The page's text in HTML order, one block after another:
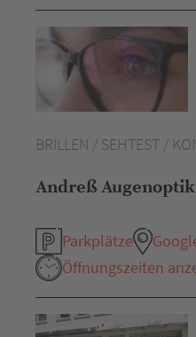
BRILLEN / SEHTEST /
Andreß Augenoptik
Parkplätze
Öffnungszeiten